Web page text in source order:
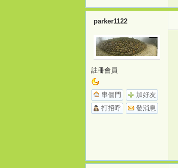
parker1122
註冊會員
串個門
加好友
打招呼
發消息